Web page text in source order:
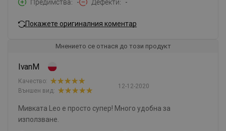
Предимства
- Дефекти -
Покажете оригиналния коментар
Мнението се отнася до този продукт
IvanM
12-12-2020
Качество:
Външен вид:
Мивката Leo е просто супер! Много удобна за
използване.